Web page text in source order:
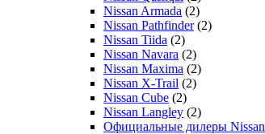
Nissan Armada (2)
Nissan Pathfinder (2)
Nissan Tiida (2)
Nissan Navara (2)
Nissan Maxima (2)
Nissan X-Trail (2)
Nissan Cube (2)
Nissan Langley (2)
Официальные дилеры Nissan